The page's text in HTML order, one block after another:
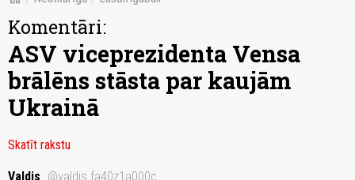
Komentāri:
ASV viceprezidenta Vensa
brālēns stāsta par kaujām
Ukrainā
Skatīt rakstu
Valdis @valdis.fa40z1a000c